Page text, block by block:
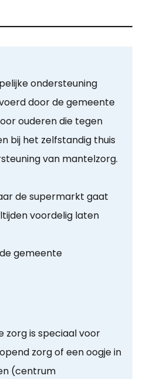
ondersteuning
door de gemeente
ouderen die tegen
bij het zelfstandig thuis
van mantelzorg.
de supermarkt gaat
voordelig laten
gemeente
zorg is speciaal voor
zorg of een oogje in
(centrum